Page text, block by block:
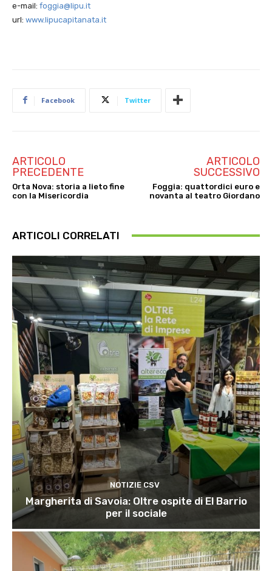
e-mail: foggia@lipu.it
url: www.lipucapitanata.it
Facebook Twitter
ARTICOLO
PRECEDENTE
Orta Nova: storia a lieto fine
con la Misericordia
ARTICOLO
SUCCESSIVO
Foggia: quattordici euro e
novanta al teatro Giordano
ARTICOLI CORRELATI
NOTIZIE CSV
Margherita di Savoia: Oltre ospite di El Barrio
per il sociale